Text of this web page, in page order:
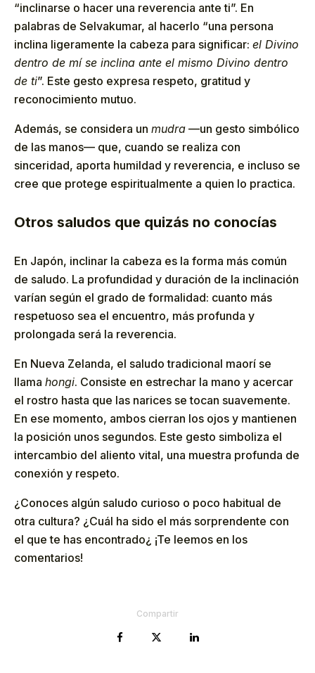
“inclinarse o hacer una reverencia ante ti”. En
palabras de Selvakumar, al hacerlo “una persona
inclina ligeramente la cabeza para significar: el Divino
dentro de mí se inclina ante el mismo Divino dentro
de ti”. Este gesto expresa respeto, gratitud y
reconocimiento mutuo.
Además, se considera un mudra —un gesto simbólico
de las manos— que, cuando se realiza con
sinceridad, aporta humildad y reverencia, e incluso se
cree que protege espiritualmente a quien lo practica.
Otros saludos que quizás no conocías
En Japón, inclinar la cabeza es la forma más común
de saludo. La profundidad y duración de la inclinación
varían según el grado de formalidad: cuanto más
respetuoso sea el encuentro, más profunda y
prolongada será la reverencia.
En Nueva Zelanda, el saludo tradicional maorí se
llama hongi. Consiste en estrechar la mano y acercar
el rostro hasta que las narices se tocan suavemente.
En ese momento, ambos cierran los ojos y mantienen
la posición unos segundos. Este gesto simboliza el
intercambio del aliento vital, una muestra profunda de
conexión y respeto.
¿Conoces algún saludo curioso o poco habitual de
otra cultura? ¿Cuál ha sido el más sorprendente con
el que te has encontrado¿ ¡Te leemos en los
comentarios!
Compartir